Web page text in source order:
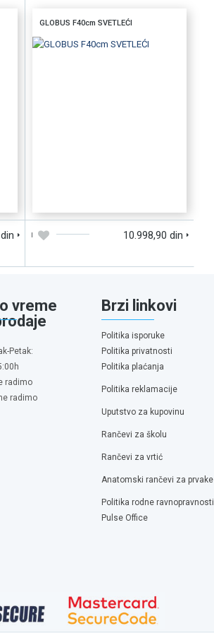
GLOBUS F40cm SVETLEĆI
10.998,90 din
vreme
Petak:
radimo
radimo
Brzi linkovi
Politika isporuke
Politika privatnosti
Politika plaćanja
Politika reklamacije
Uputstvo za kupovinu
Rančevi za školu
Rančevi za vrtić
Anatomski rančevi za prvake
Politika rodne ravnopravnosti
Pulse Office